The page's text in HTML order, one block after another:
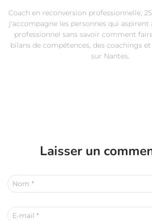
Coach en reconversion professionnelle,
j'accompagne les personnes qui
professionnel sans savoir comment
bilans de compétences, des coachings
sur Nantes.
Laisser un
Nom *
E-mail *